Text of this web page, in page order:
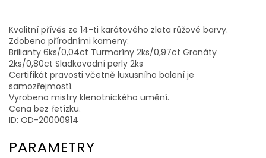
Kvalitní přívěs ze 14-ti karátového zlata růžové barvy.
Zdobeno přírodními kameny:
Brilianty 6ks/0,04ct Turmaríny 2ks/0,97ct Granáty
2ks/0,80ct Sladkovodní perly 2ks
Certifikát pravosti včetně luxusního balení je
samozřejmostí.
Vyrobeno mistry klenotnického umění.
Cena bez řetízku.
ID: OD-20000914
PARAMETRY